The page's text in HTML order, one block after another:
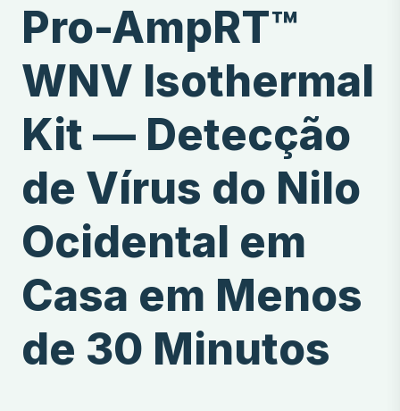
Pro-AmpRT™
WNV Isothermal
Kit — Detecção
de Vírus do Nilo
Ocidental em
Casa em Menos
de 30 Minutos